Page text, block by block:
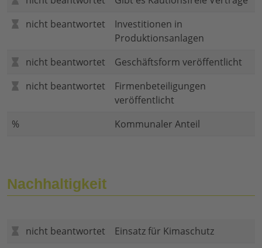
nicht beantwortet
Investitionen in
Produktionsanlagen
nicht beantwortet
Geschäftsform veröffentlicht
nicht beantwortet
Firmenbeteiligungen
veröffentlicht
%
Kommunaler Anteil
Nachhaltigkeit
nicht beantwortet
Einsatz für Kimaschutz